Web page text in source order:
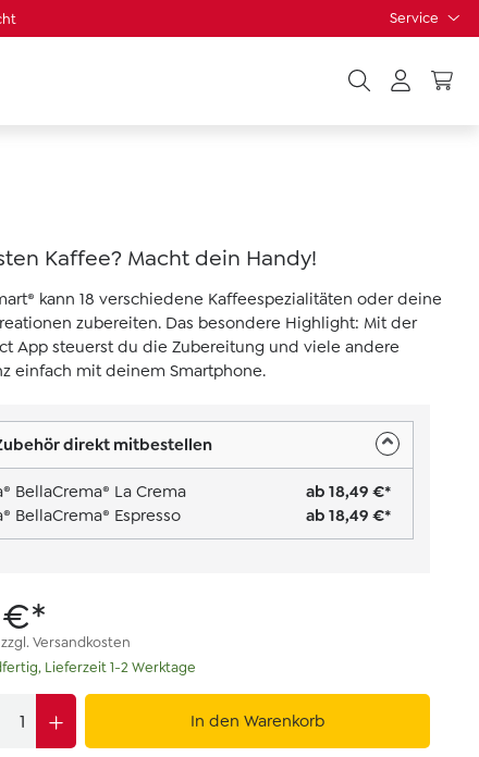
Service
Kaffee? Macht dein Handy!
kann 18 verschiedene Kaffeespezialitäten oder deine
zubereiten. Das besondere Highlight: Mit der
App steuerst du die Zubereitung und viele andere
einfach mit deinem Smartphone.
direkt mitbestellen
BellaCrema® La Crema
ab 18,49 €*
BellaCrema® Espresso
ab 18,49 €*
€*
Versandkosten
Lieferzeit 1-2 Werktage
In den Warenkorb